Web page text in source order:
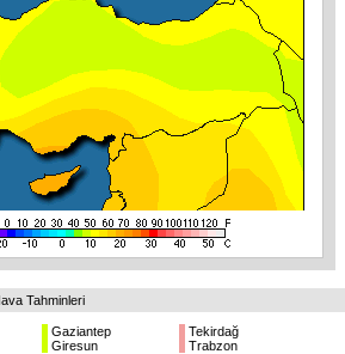
Tahminleri
Gaziantep
Tekirdağ
Giresun
Trabzon